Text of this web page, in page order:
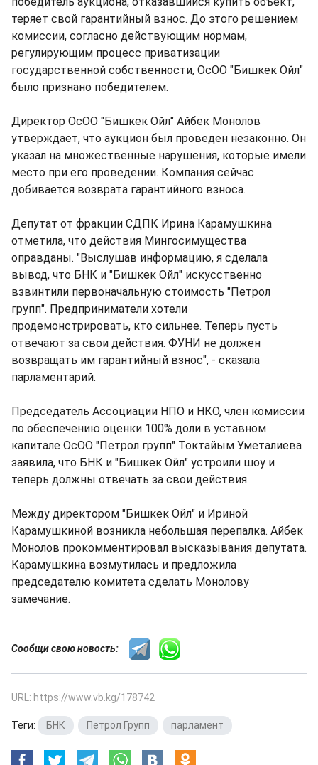
теряет свой гарантийный взнос. До этого решением
комиссии, согласно действующим нормам,
регулирующим процесс приватизации
государственной собственности, ОсОО "Бишкек Ойл"
было признано победителем.
Директор ОсОО "Бишкек Ойл" Айбек Монолов
утверждает, что аукцион был проведен незаконно. Он
указал на множественные нарушения, которые имели
место при его проведении. Компания сейчас
добивается возврата гарантийного взноса.
Депутат от фракции СДПК Ирина Карамушкина
отметила, что действия Мингосимущества
оправданы. "Выслушав информацию, я сделала
вывод, что БНК и "Бишкек Ойл" искусственно
взвинтили первоначальную стоимость "Петрол
групп". Предприниматели хотели
продемонстрировать, кто сильнее. Теперь пусть
отвечают за свои действия. ФУНИ не должен
возвращать им гарантийный взнос", - сказала
парламентарий.
Председатель Ассоциации НПО и НКО, член комиссии
по обеспечению оценки 100% доли в уставном
капитале ОсОО "Петрол групп" Токтайым Уметалиева
заявила, что БНК и "Бишкек Ойл" устроили шоу и
теперь должны отвечать за свои действия.
Между директором "Бишкек Ойл" и Ириной
Карамушкиной возникла небольшая перепалка. Айбек
Монолов прокомментировал высказывания депутата.
Карамушкина возмутилась и предложила
председателю комитета сделать Монолову
замечание.
Сообщи свою новость:
URL: https://www.vb.kg/178742
Теги: БНК Петрол Групп парламент